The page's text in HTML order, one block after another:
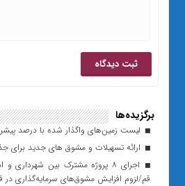
برگزیده‌ها
لیست زمین‌های واگذار شده با درصد
ارائه تسهیلات و مشوق های جدید برای
اجرای ۸ پروژه مشترک بین شهرداری
قم/لزوم افزایش مشوق‌های سرمایه‌گذاری در